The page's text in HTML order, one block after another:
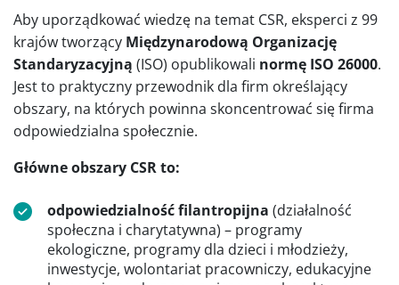
Aby uporządkować wiedzę na temat CSR, eksperci z 99
krajów tworzący Międzynarodową Organizację
Standaryzacyjną (ISO) opublikowali normę ISO 26000.
Jest to praktyczny przewodnik dla firm określający
obszary, na których powinna skoncentrować się firma
odpowiedzialna społecznie.
Główne obszary CSR to:
odpowiedzialność filantropijna (działalność
społeczna i charytatywna) – programy
ekologiczne, programy dla dzieci i młodzieży,
inwestycje, wolontariat pracowniczy, edukacyjne